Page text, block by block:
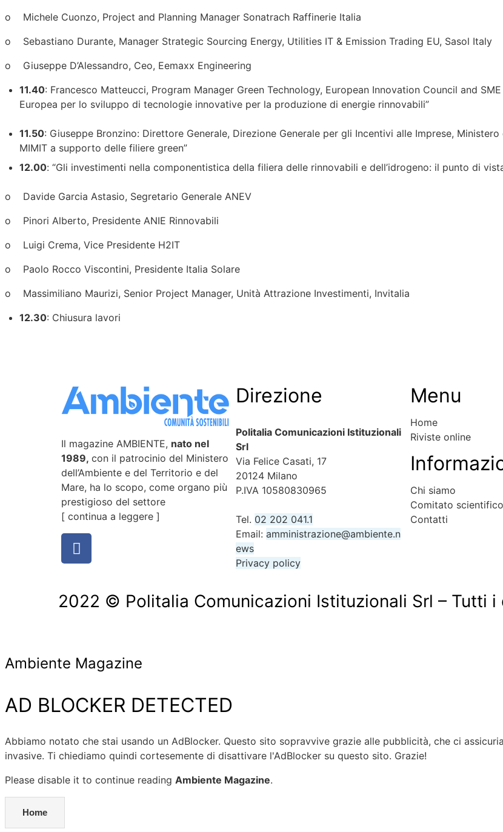
o Michele Cuonzo, Project and Planning Manager Sonatrach Raffinerie Italia
o Sebastiano Durante, Manager Strategic Sourcing Energy, Utilities IT & Emission Trading EU, Sasol Italy
o Giuseppe D’Alessandro, Ceo, Eemaxx Engineering
11.40: Francesco Matteucci, Program Manager Green Technology, European Innovation Council and
Europea per lo sviluppo di tecnologie innovative per la produzione di energie rinnovabili”
11.50: Giuseppe Bronzino: Direttore Generale, Direzione Generale per gli Incentivi alle Imprese,
MIMIT a supporto delle filiere green”
12.00: “Gli investimenti nella componentistica della filiera delle rinnovabili e dell’idrogeno: il punto di
o Davide Garcia Astasio, Segretario Generale ANEV
o Pinori Alberto, Presidente ANIE Rinnovabili
o Luigi Crema, Vice Presidente H2IT
o Paolo Rocco Viscontini, Presidente Italia Solare
o Massimiliano Maurizi, Senior Project Manager, Unità Attrazione Investimenti, Invitalia
12.30: Chiusura lavori
Il magazine AMBIENTE, nato nel
1989, con il patrocinio del Ministero
dell’Ambiente e del Territorio e del
Mare, ha lo scopo, come organo più
prestigioso del settore
[ continua a leggere ]
Direzione
Politalia Comunicazioni Istituzionali
Srl
Via Felice Casati, 17
20124 Milano
P.IVA 10580830965
Tel. 02 202 041.1
Email: amministrazione@ambiente.n
ews
Privacy policy
Menu
Home
Riviste online
Chi siamo
Comitato scientifico
Contatti
2022 © Politalia Comunicazioni Istituzionali Srl – Tutti
Ambiente Magazine
AD BLOCKER DETECTED
Abbiamo notato che stai usando un AdBlocker. Questo sito sopravvive grazie alle pubblicità, che ci
invasive. Ti chiediamo quindi cortesemente di disattivare l'AdBlocker su questo sito. Grazie!
Please disable it to continue reading Ambiente Magazine.
Home